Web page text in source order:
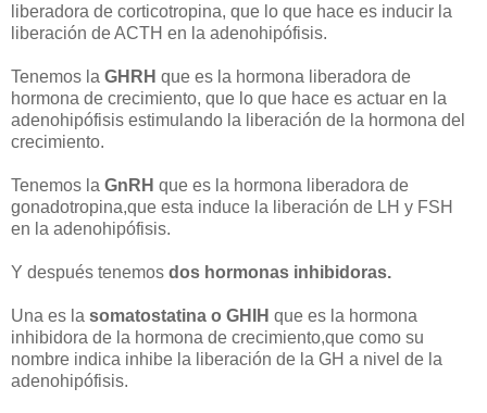
liberadora de corticotropina, que lo que hace es inducir la
liberación de ACTH en la adenohipófisis.
Tenemos la GHRH que es la hormona liberadora de
hormona de crecimiento, que lo que hace es actuar en la
adenohipófisis estimulando la liberación de la hormona del
crecimiento.
Tenemos la GnRH que es la hormona liberadora de
gonadotropina,que esta induce la liberación de LH y FSH
en la adenohipófisis.
Y después tenemos dos hormonas inhibidoras.
Una es la somatostatina o GHIH que es la hormona
inhibidora de la hormona de crecimiento,que como su
nombre indica inhibe la liberación de la GH a nivel de la
adenohipófisis.